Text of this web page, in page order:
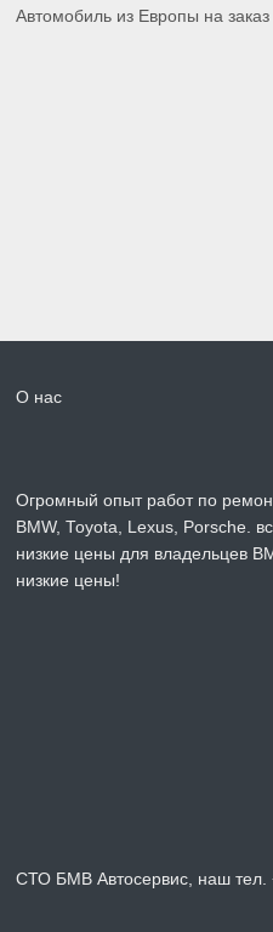
Автомобиль из Европы на заказ
О нас
Огромный опыт работ по
BMW, Toyota, Lexus, Porsche.
низкие цены для владельцев
низкие цены!
СТО БМВ Автосервис, наш тел.